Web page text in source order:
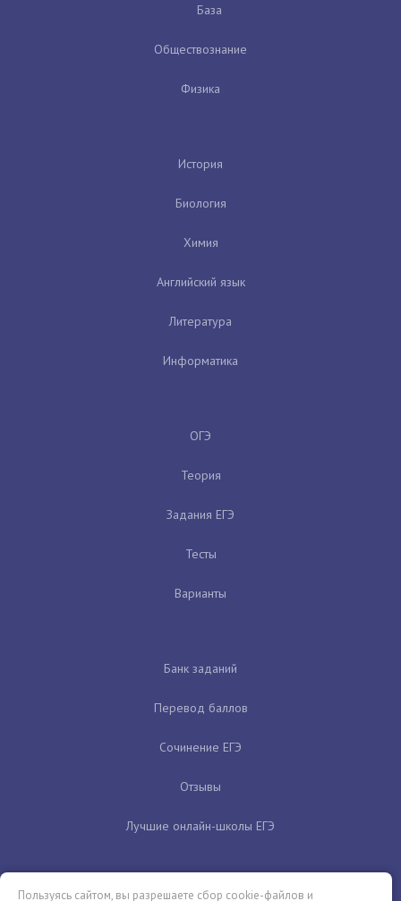
База
Обществознание
Физика
История
Биология
Химия
Английский язык
Литература
Информатика
ОГЭ
Теория
Задания ЕГЭ
Тесты
Варианты
Банк заданий
Перевод баллов
Сочинение ЕГЭ
Отзывы
Лучшие онлайн-школы ЕГЭ
Пользуясь сайтом, вы разрешаете сбор cookie-файлов и